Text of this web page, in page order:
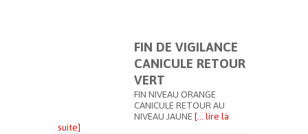
FIN DE VIGILANCE
CANICULE RETOUR
VERT
FIN NIVEAU ORANGE
CANICULE RETOUR AU
NIVEAU JAUNE [… lire la
suite]